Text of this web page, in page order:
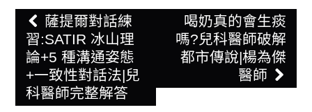
Post
navigation
薩提爾對話練
習:SATIR 冰山理
論+5 種溝通姿態
+一致性對話法|兒
科醫師完整解答
喝奶真的會生痰
嗎?兒科醫師破解
都市傳說|楊為傑
醫師